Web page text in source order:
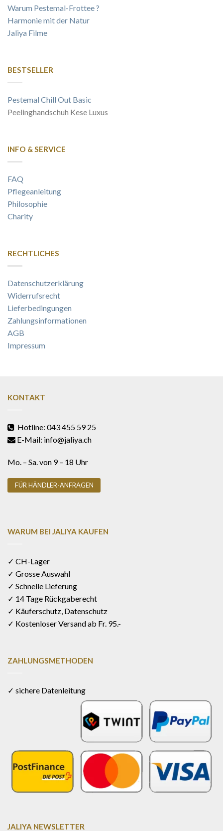
Warum Pestemal-Frottee ?
Harmonie mit der Natur
Jaliya Filme
BESTSELLER
Pestemal Chill Out Basic
Peelinghandschuh Kese Luxus
INFO & SERVICE
FAQ
Pflegeanleitung
Philosophie
Charity
RECHTLICHES
Datenschutzerklärung
Widerrufsrecht
Lieferbedingungen
Zahlungsinformationen
AGB
Impressum
KONTAKT
Hotline: 043 455 59 25
E-Mail: info@jaliya.ch
Mo. – Sa. von 9 – 18 Uhr
FÜR HÄNDLER-ANFRAGEN
WARUM BEI JALIYA KAUFEN
✓ CH-Lager
✓ Grosse Auswahl
✓ Schnelle Lieferung
✓ 14 Tage Rückgaberecht
✓ Käuferschutz, Datenschutz
✓ Kostenloser Versand ab Fr. 95.-
ZAHLUNGSMETHODEN
✓ sichere Datenleitung
JALIYA NEWSLETTER